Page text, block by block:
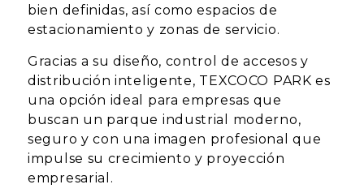
bien definidas, así como espacios de
estacionamiento y zonas de servicio.
Gracias a su diseño, control de accesos y
distribución inteligente, TEXCOCO PARK es
una opción ideal para empresas que
buscan un parque industrial moderno,
seguro y con una imagen profesional que
impulse su crecimiento y proyección
empresarial.